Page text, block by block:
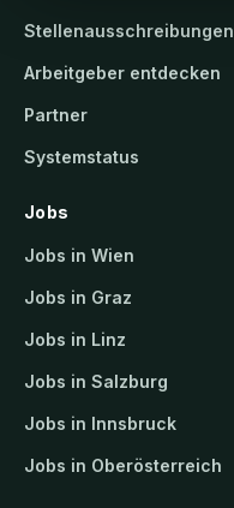
Stellenausschreibungen
Arbeitgeber entdecken
Partner
Systemstatus
Jobs
Jobs in Wien
Jobs in Graz
Jobs in Linz
Jobs in Salzburg
Jobs in Innsbruck
Jobs in Oberösterreich